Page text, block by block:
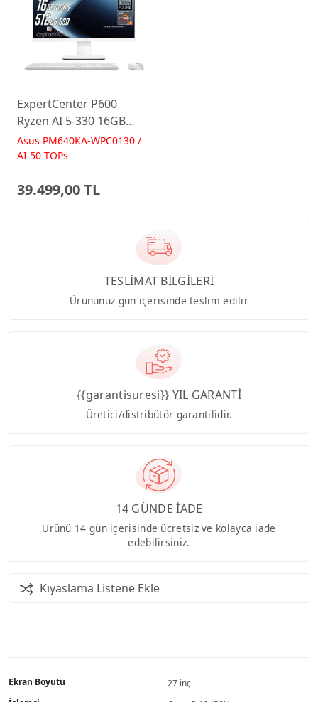
ExpertCenter P600
Ryzen AI 5-330 16GB
512GB 23.8 FreeDos
Beyaz AI-Powered AIO
Asus PM640KA-WPC0130 /
AI 50 TOPs
39.499,00 TL
TESLİMAT BİLGİLERİ
Ürününüz gün içerisinde teslim edilir
{{garantisuresi}} YIL GARANTİ
Üretici/distribütör garantilidir.
14 GÜNDE İADE
Ürünü 14 gün içerisinde ücretsiz ve kolayca iade
edebilirsiniz.
Kıyaslama Listene Ekle
Ekran Boyutu
27 inç